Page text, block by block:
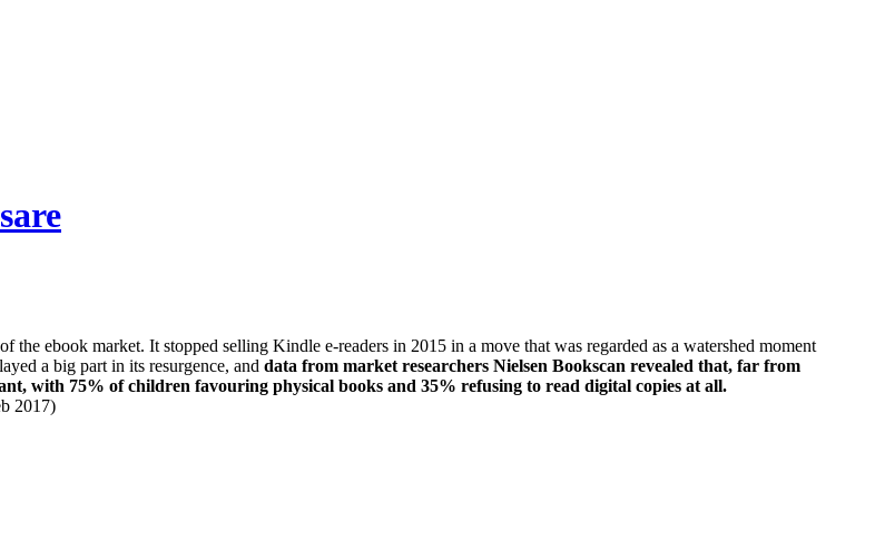
the ebook market. It stopped selling Kindle e-readers in 2015 in a move that was regarded as a watershed moment
a big part in its resurgence, and data from market researchers Nielsen Bookscan revealed that, far from
with 75% of children favouring physical books and 35% refusing to read digital copies at all.
2017)